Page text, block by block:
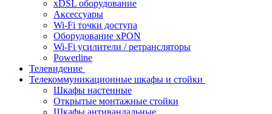
xDSL оборудование
Аксессуары
Wi-Fi точки доступа
Оборудование хPON
Wi-Fi усилители / ретрансляторы
Powerline
Телевидение
Телекоммуникационные шкафы и стойки
Шкафы настенные
Открытые монтажные стойки
Шкафы антивандальные